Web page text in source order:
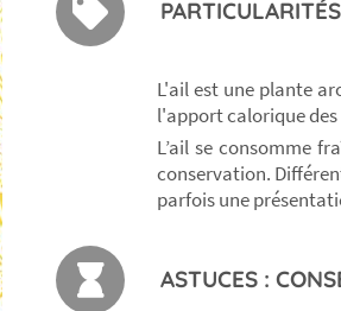
PARTICULARITÉS
L'ail est une plante
l'apport calorique
L’ail se consomme
conservation.
parfois une
ASTUCES :